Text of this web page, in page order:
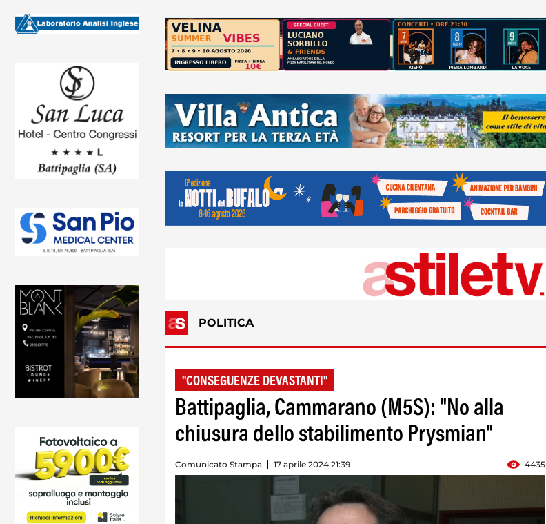
POLITICA
"CONSEGUENZE DEVASTANTI"
Battipaglia, Cammarano (M5S): "No alla
chiusura dello stabilimento Prysmian"
Comunicato Stampa 17 aprile 2024 21:39 4435